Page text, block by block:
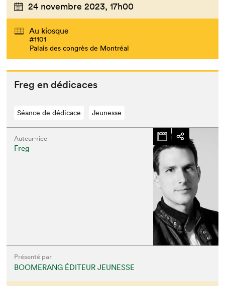
24 novembre 2023, 17h00
Au kiosque
#1101
Palais des congrès de Montréal
Freg en dédicaces
Séance de dédicace Jeunesse
Auteur·rice
Freg
Présenté par
BOOMERANG ÉDITEUR JEUNESSE